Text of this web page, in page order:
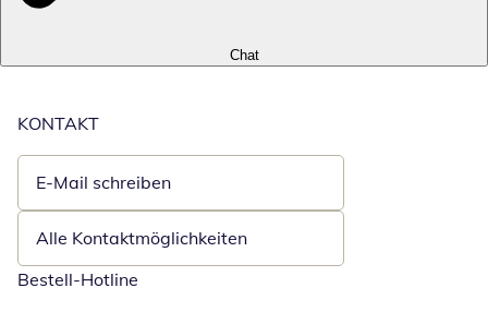
Chat
KONTAKT
E-Mail schreiben
Öffnet E-Mail-Client
Alle Kontaktmöglichkeiten
Bestell-Hotline